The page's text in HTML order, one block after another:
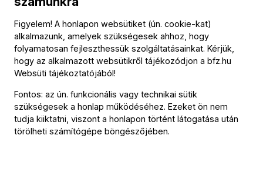
élménnyé tegye a zenével való találkozást minden gyerek
számára. Tevékenységünk egyik fontos pillére a Zenei
vásár és családi nap, amelyet legközelebb június 15-én
rendezünk meg az Aquincumi Múzeum és Régészeti
Parkban.
Az egész napos rendezvényen zenés programok,
kézműves foglalkozások, tánc és rengeteg játék várja a
Figyelem! A honlapon websütiket (ún. cookie-kat)
alkalmazunk, amelyek szükségesek ahhoz, hogy
folyamatosan fejleszthessük szolgáltatásainkat. Kérjük,
hogy az alkalmazott websütikről tájékozódjon a bfz.hu
Websüti tájékoztatójából!
Fontos: az ún. funkcionális vagy technikai sütik
szükségesek a honlap működéséhez. Ezeket ön nem
tudja kiiktatni, viszont a honlapon történt látogatása után
törölheti számítógépe böngészőjében.